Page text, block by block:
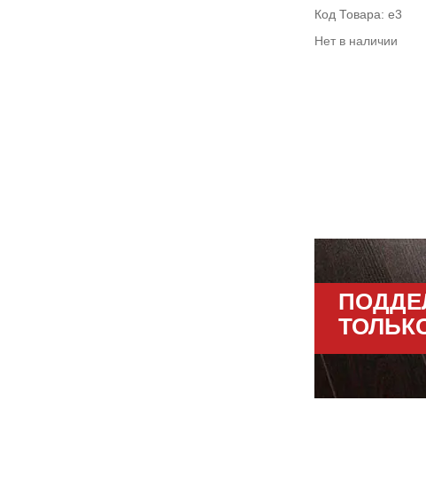
Код Товара: e3
Нет в наличии